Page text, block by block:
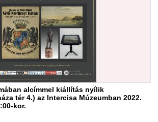
alcímmel kiállítás nyílik
tér 4.) az Intercisa Múzeumban 2022.
kor.